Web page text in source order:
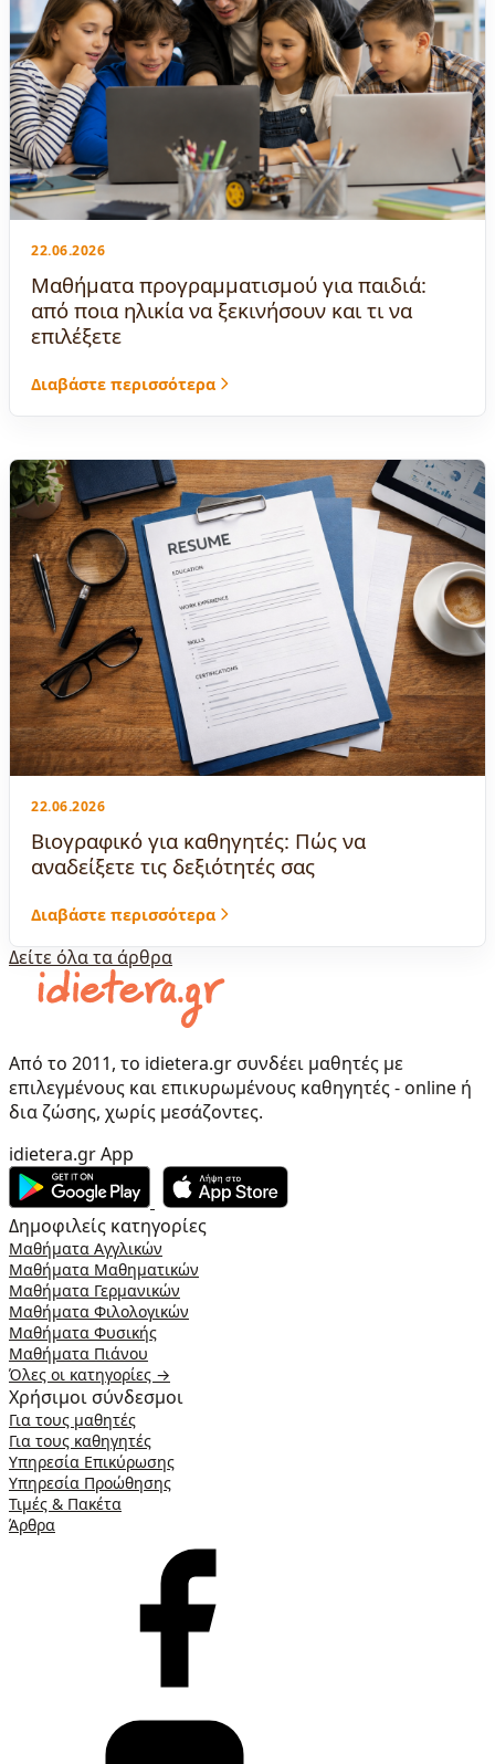
22.06.2026
Μαθήματα προγραμματισμού για παιδιά:
από ποια ηλικία να ξεκινήσουν και τι να
επιλέξετε
Διαβάστε περισσότερα
22.06.2026
Βιογραφικό για καθηγητές: Πώς να
αναδείξετε τις δεξιότητές σας
Διαβάστε περισσότερα
Δείτε όλα τα άρθρα
Από το 2011, το idietera.gr συνδέει μαθητές με
επιλεγμένους και επικυρωμένους καθηγητές - online ή
δια ζώσης, χωρίς μεσάζοντες.
idietera.gr App
Δημοφιλείς κατηγορίες
Μαθήματα Αγγλικών
Μαθήματα Μαθηματικών
Μαθήματα Γερμανικών
Μαθήματα Φιλολογικών
Μαθήματα Φυσικής
Μαθήματα Πιάνου
Όλες οι κατηγορίες →
Χρήσιμοι σύνδεσμοι
Για τους μαθητές
Για τους καθηγητές
Υπηρεσία Επικύρωσης
Υπηρεσία Προώθησης
Τιμές & Πακέτα
Άρθρα